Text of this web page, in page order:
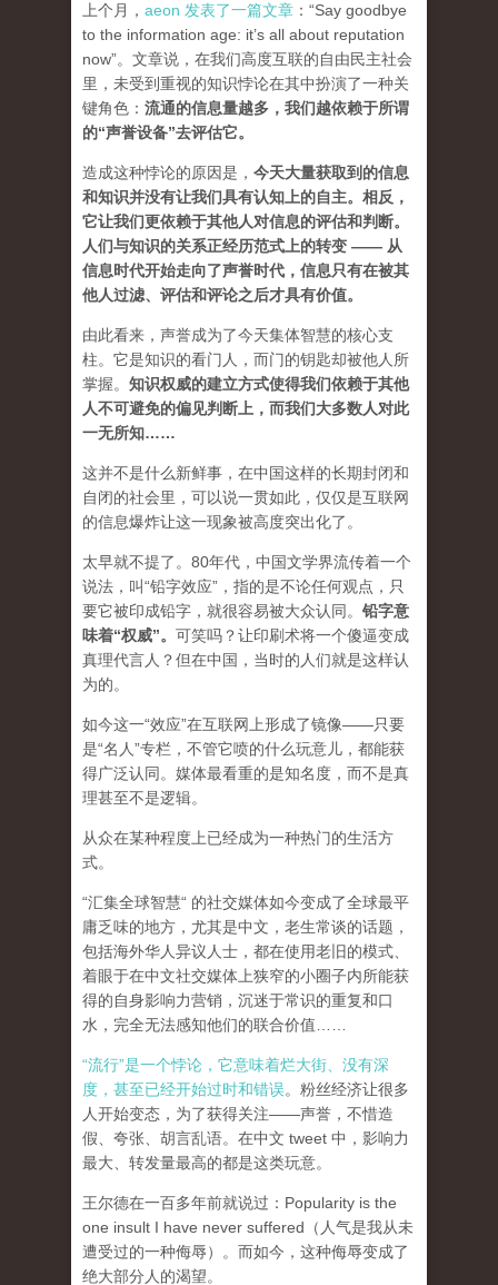
上个月， aeon 发表了一篇文章 ：“Say goodbye
to the information age: it’s all about reputation
now”。文章说，在我们高度互联的自由民主社会
里，未受到重视的知识悖论在其中扮演了一种关
键角色： 流通的信息量越多，我们越依赖于所谓
的“声誉设备”去评估它。
造成这种悖论的原因是， 今天大量获取到的信息
和知识并没有让我们具有认知上的自主。相反，
它让我们更依赖于其他人对信息的评估和判断。
人们与知识的关系正经历范式上的转变 —— 从
信息时代开始走向了声誉时代，信息只有在被其
他人过滤、评估和评论之后才具有价值。
由此看来，声誉成为了今天集体智慧的核心支
柱。它是知识的看门人，而门的钥匙却被他人所
掌握。 知识权威的建立方式使得我们依赖于其他
人不可避免的偏见判断上，而我们大多数人对此
一无所知……
这并不是什么新鲜事，在中国这样的长期封闭和
自闭的社会里，可以说一贯如此，仅仅是互联网
的信息爆炸让这一现象被高度突出化了。
太早就不提了。80年代，中国文学界流传着一个
说法，叫“铅字效应”，指的是不论任何观点，只
要它被印成铅字，就很容易被大众认同。 铅字意
味着“权威”。 可笑吗？让印刷术将一个傻逼变成
真理代言人？但在中国，当时的人们就是这样认
为的。
如今这一“效应”在互联网上形成了镜像——只要
是“名人”专栏，不管它喷的什么玩意儿，都能获
得广泛认同。媒体最看重的是知名度，而不是真
理甚至不是逻辑。
从众在某种程度上已经成为一种热门的生活方
式。
“汇集全球智慧“ 的社交媒体如今变成了全球最平
庸乏味的地方，尤其是中文，老生常谈的话题，
包括海外华人异议人士，都在使用老旧的模式、
着眼于在中文社交媒体上狭窄的小圈子内所能获
得的自身影响力营销，沉迷于常识的重复和口
水，完全无法感知他们的联合价值……
“流行”是一个悖论，它意味着烂大街、没有深
度，甚至已经开始过时和错误。粉丝经济让很多
人开始变态，为了获得关注——声誉，不惜造
假、夸张、胡言乱语。在中文 tweet 中，影响力
最大、转发量最高的都是这类玩意。
王尔德在一百多年前就说过：Popularity is the
one insult I have never suffered（人气是我从未
遭受过的一种侮辱）。而如今，这种侮辱变成了
绝大部分人的渴望。